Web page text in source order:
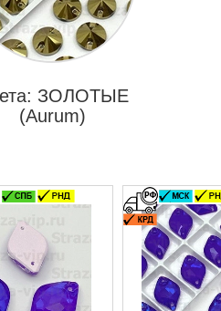
ЗОЛОТЫЕ
(Aurum)